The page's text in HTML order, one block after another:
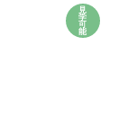
見
学
可
能